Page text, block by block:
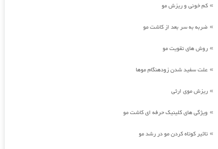
» کم خونی و ریزش مو
» ضربه به سر بعد از کاشت مو
» روش های تقویت مو
» علت سفید شدن زودهنگام موها
» ریزش موی ارثی
» ویژگی های کلینیک حرفه ای کاشت مو
» تاثیر کوتاه کردن مو در رشد مو